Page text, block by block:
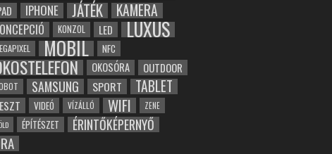
IPHONE JÁTÉK KAMERA
KONZOL LED LUXUS
MOBIL NFC
OKOSÓRA OUTDOOR
SAMSUNG SPORT TABLET
VIDEÓ VÍZÁLLÓ WIFI
ZENE
ÉPÍTÉSZET ÉRINTŐKÉPERNYŐ